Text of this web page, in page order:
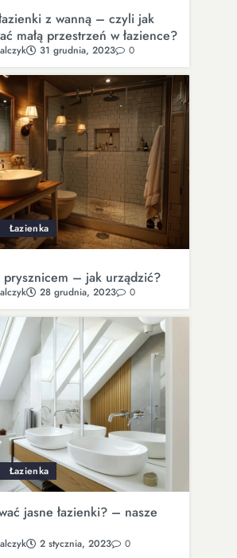
z wanną – czyli jak
małą przestrzeń w łazience?
31 grudnia, 2023 0
Łazienka
prysznicem – jak urządzić?
28 grudnia, 2023 0
Łazienka
jasne łazienki? – nasze
2 stycznia, 2023 0